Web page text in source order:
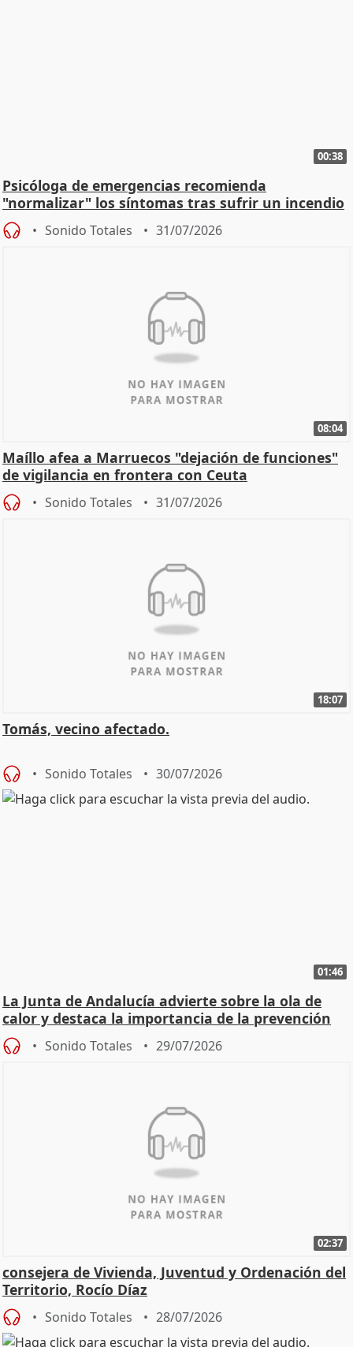
00:38
Psicóloga de emergencias recomienda
"normalizar" los síntomas tras sufrir un incendio
Sonido Totales 31/07/2026
08:04
Maíllo afea a Marruecos "dejación de funciones"
de vigilancia en frontera con Ceuta
Sonido Totales 31/07/2026
18:07
Tomás, vecino afectado.
Sonido Totales 30/07/2026
01:46
La Junta de Andalucía advierte sobre la ola de
calor y destaca la importancia de la prevención
Sonido Totales 29/07/2026
02:37
consejera de Vivienda, Juventud y Ordenación del
Territorio, Rocío Díaz
Sonido Totales 28/07/2026